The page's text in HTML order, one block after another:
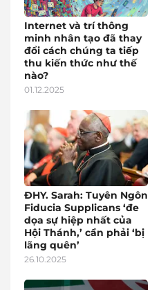
Internet và trí thông
minh nhân tạo đã thay
đổi cách chúng ta tiếp
thu kiến thức như thế
nào?
01.12.2025
ĐHY. Sarah: Tuyên Ngôn
Fiducia Supplicans ‘đe
dọa sự hiệp nhất của
Hội Thánh,’ cần phải ‘bị
lãng quên’
26.10.2025